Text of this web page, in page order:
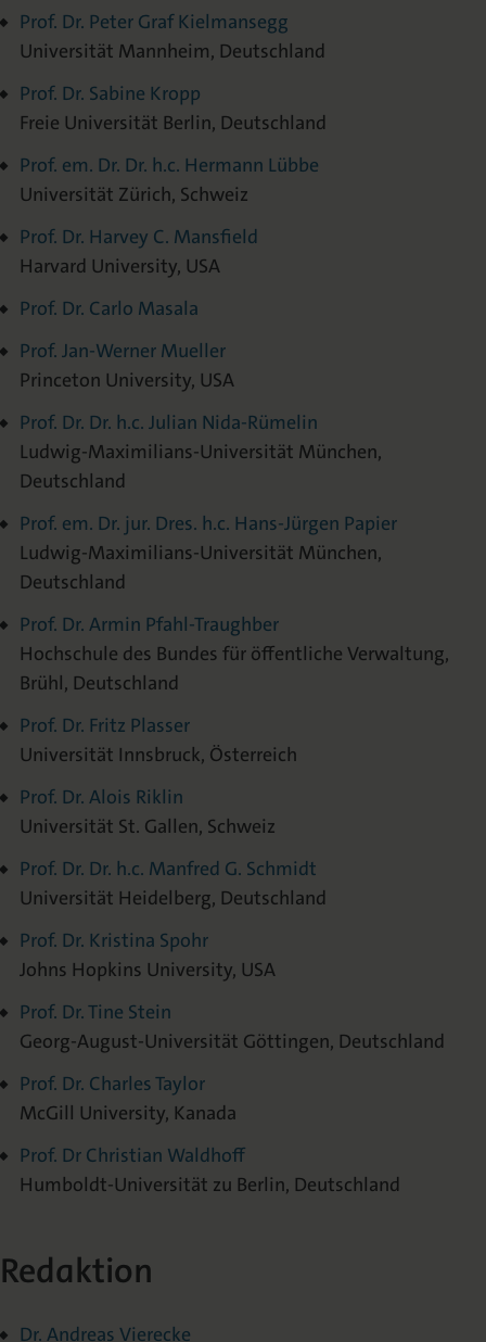
Prof. Dr. Peter Graf Kielmansegg
Universität Mannheim, Deutschland
Prof. Dr. Sabine Kropp
Freie Universität Berlin, Deutschland
Prof. em. Dr. Dr. h.c. Hermann Lübbe
Universität Zürich, Schweiz
Prof. Dr. Harvey C. Mansfield
Harvard University, USA
Prof. Dr. Carlo Masala
Prof. Jan-Werner Mueller
Princeton University, USA
Prof. Dr. Dr. h.c. Julian Nida-Rümelin
Ludwig-Maximilians-Universität München,
Deutschland
Prof. em. Dr. jur. Dres. h.c. Hans-Jürgen Papier
Ludwig-Maximilians-Universität München,
Deutschland
Prof. Dr. Armin Pfahl-Traughber
Hochschule des Bundes für öffentliche Verwaltung,
Brühl, Deutschland
Prof. Dr. Fritz Plasser
Universität Innsbruck, Österreich
Prof. Dr. Alois Riklin
Universität St. Gallen, Schweiz
Prof. Dr. Dr. h.c. Manfred G. Schmidt
Universität Heidelberg, Deutschland
Prof. Dr. Kristina Spohr
Johns Hopkins University, USA
Prof. Dr. Tine Stein
Georg-August-Universität Göttingen, Deutschland
Prof. Dr. Charles Taylor
McGill University, Kanada
Prof. Dr Christian Waldhoff
Humboldt-Universität zu Berlin, Deutschland
Redaktion
Dr. Andreas Vierecke